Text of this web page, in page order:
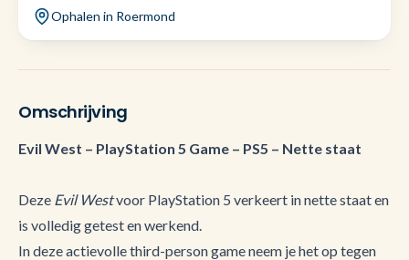
Ophalen in Roermond
Omschrijving
Evil West – PlayStation 5 Game – PS5 – Nette staat
Deze Evil Westvoor PlayStation 5 verkeert in nette staat en
is volledig getest en werkend.
In deze actievolle third-person game neem je het op tegen